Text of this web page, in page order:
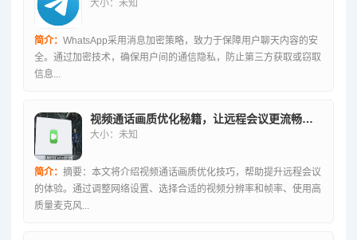
大小：未知
简介： WhatsApp采用消息加密策略，致力于保障用户聊天内容的安
全。通过加密技术，确保用户间的通信隐私，防止第三方获取或窃取
信息...
视频通话画质优化秘籍，让远程会议更流畅高效
大小：未知
简介： 摘要：本文将介绍视频通话画质优化技巧，帮助提升远程会议
的体验。通过调整网络设置、选择合适的视频分辨率和帧率、使用高
质量麦克风...